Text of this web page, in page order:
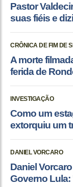
Pastor
suas fiéis e
CRÔNICA DE FIM DE
A morte
ferida de
INVESTIGAÇÃO
Como um
extorquiu um
DANIEL VORCARO
Daniel
Governo